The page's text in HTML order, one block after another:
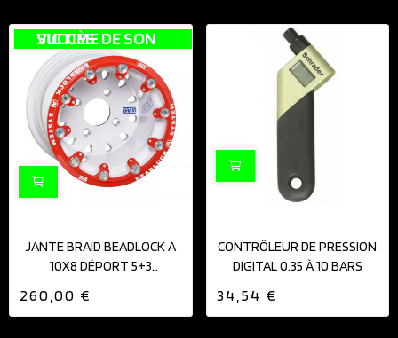
VICTIME DE SON SUCCÈS
JANTE BRAID BEADLOCK A
10X8 DÉPORT 5+3
260,00 €
CONTRÔLEUR DE PRESSION
DIGITAL 0.35 À 10 BARS
34,54 €